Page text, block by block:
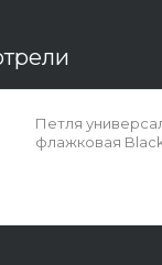
Петля
флажковая